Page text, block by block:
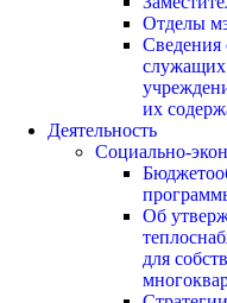
Отделы
Сведения
их
Деятельность
Социально-
Об
для